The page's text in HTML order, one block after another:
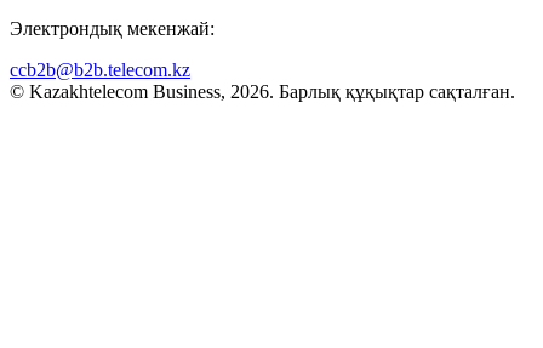
Электрондық мекенжай:
ccb2b@b2b.telecom.kz
© Kazakhtelecom Business, 2026. Барлық құқықтар сақталған.